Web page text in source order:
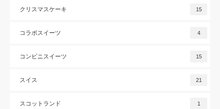
クリスマスケーキ 15
コラボスイーツ 4
コンビニスイーツ 15
スイス 21
スコットランド 1